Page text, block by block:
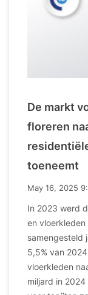
De markt
floreren
toeneemt
May 16, 2025
In 2023 werd
en vloerkleden
samengesteld
5,5% van
vloerkleden
miljard in